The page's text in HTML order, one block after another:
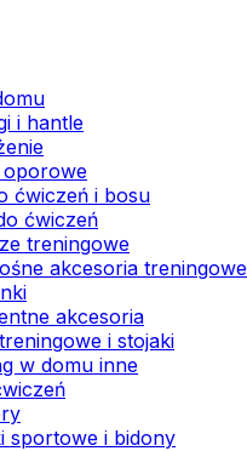
i hantle
oporowe
ćwiczeń i bosu
ćwiczeń
treningowe
akcesoria treningowe
akcesoria
i stojaki
w domu inne
sportowe i bidony